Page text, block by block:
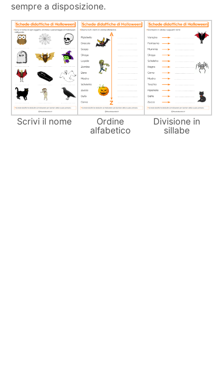
sempre a disposizione.
Scrivi il nome
Ordine
alfabetico
Divisione in
sillabe